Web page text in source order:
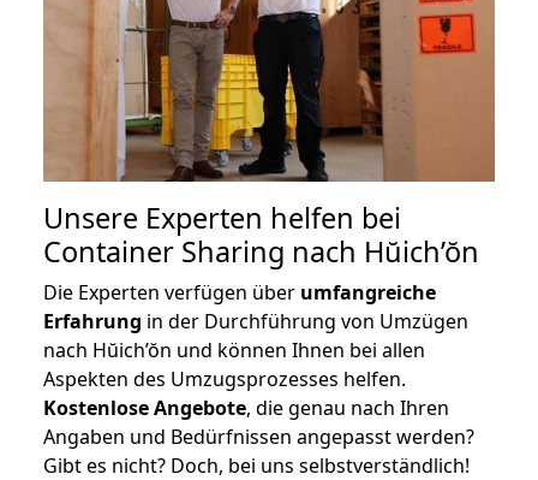
Unsere Experten helfen bei
Container Sharing nach Hŭich’ŏn
Die Experten verfügen über umfangreiche
Erfahrung in der Durchführung von Umzügen
nach Hŭich’ŏn und können Ihnen bei allen
Aspekten des Umzugsprozesses helfen.
Kostenlose Angebote, die genau nach Ihren
Angaben und Bedürfnissen angepasst werden?
Gibt es nicht? Doch, bei uns selbstverständlich!